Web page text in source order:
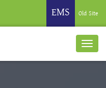
EMS Old Site